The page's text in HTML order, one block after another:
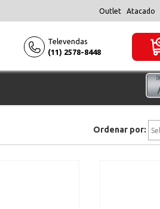
Outlet Atacado
Televendas
(11) 2578-8448
Ordenar por: